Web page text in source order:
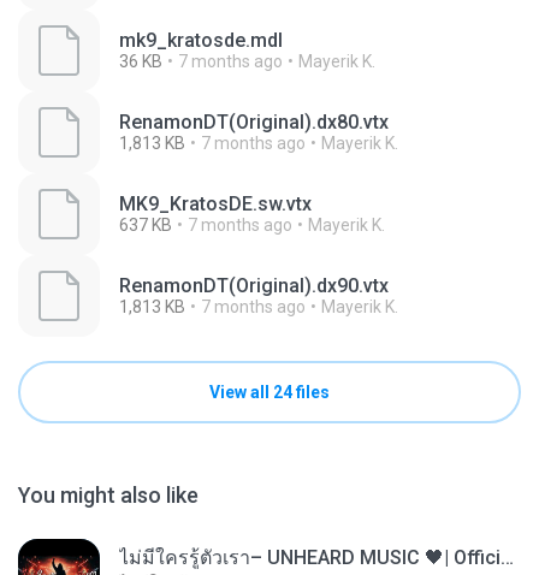
mk9_kratosde.mdl
36 KB 7 months ago Mayerik K.
RenamonDT(Original).dx80.vtx
1,813 KB 7 months ago Mayerik K.
MK9_KratosDE.sw.vtx
637 KB 7 months ago Mayerik K.
RenamonDT(Original).dx90.vtx
1,813 KB 7 months ago Mayerik K.
View all 24 files
You might also like
ไม่มีใครรู้ตัวเรา– UNHEARD MUSIC 🖤| Official Lyric Video | เพลงสู้ชีวิต